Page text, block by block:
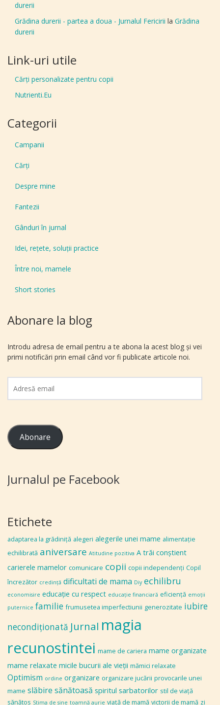
durerii
Grădina durerii - partea a doua - Jurnalul Fericirii la Grădina
durerii
Link-uri utile
Cărți personalizate pentru copii
Nutrienti.Eu
Categorii
Campanii
Cărți
Despre mine
Fantezii
Gânduri în jurnal
Idei, reţete, soluţii practice
Între noi, mamele
Short stories
Abonare la blog
Introdu adresa de email pentru a te abona la acest blog și vei
primi notificări prin email când vor fi publicate articole noi.
email
Abonare
Jurnalul pe Facebook
Etichete
adaptarea la grădiniţă alegeri alegerile unei mame alimentaţie
echilibrată aniversare Atitudine pozitiva A trăi conștient
carierele mamelor comunicare copii copii independenţi Copil
încrezător credinţă dificultati de mama Diy echilibru
economisire educaţie cu respect educaţie financiară eficiență emoţii
puternice familie frumusetea imperfectiunii generozitate iubire
necondiţionată Jurnal magia
recunostintei mame de cariera mame organizate
mame relaxate micile bucurii ale vieţii mămici relaxate
Optimism ordine organizare organizare jucării provocarile unei
mame slăbire sănătoasă spiritul sarbatorilor stil de viaţă
sănătos Stima de sine toamnă aurie viaţă de mamă victorii de mamă zi